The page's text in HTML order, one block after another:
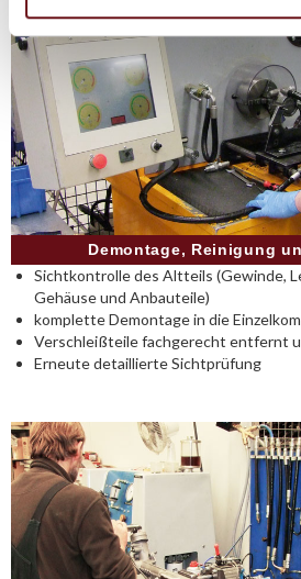
Demontage, Reinigung
Sichtkontrolle des Altteils (Gewinde,
Gehäuse und Anbauteile)
komplette Demontage in die
Verschleißteile fachgerecht entfernt
Erneute detaillierte Sichtprüfung